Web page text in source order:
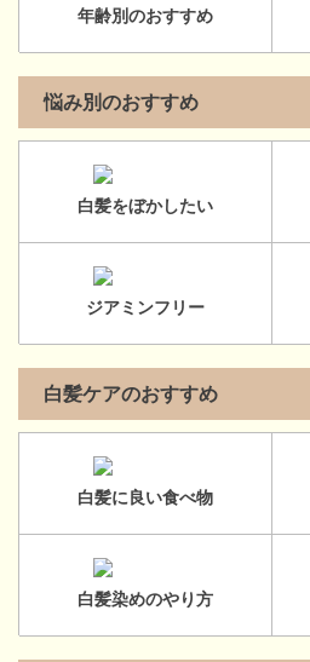
年齢別のおすすめ
悩み別のおすすめ
白髪をぼかしたい
ジアミンフリー
白髪ケアのおすすめ
白髪に良い食べ物
白髪染めのやり方